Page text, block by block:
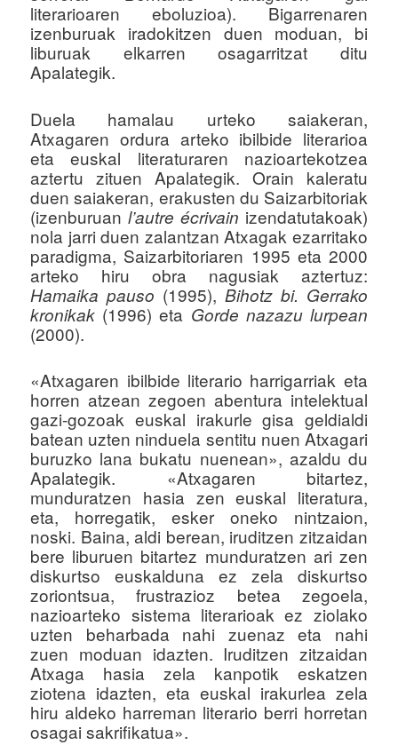
literarioaren eboluzioa). Bigarrenaren
izenburuak iradokitzen duen moduan, bi
liburuak elkarren osagarritzat ditu
Apalategik.
Duela hamalau urteko saiakeran,
Atxagaren ordura arteko ibilbide literarioa
eta euskal literaturaren nazioartekotzea
aztertu zituen Apalategik. Orain kaleratu
duen saiakeran, erakusten du Saizarbitoriak
(izenburuanl’autre écrivain izendatutakoak)
nola jarri duen zalantzan Atxagak ezarritako
paradigma, Saizarbitoriaren 1995 eta 2000
arteko hiru obra nagusiak aztertuz:
Hamaika pauso (1995), Bihotz bi. Gerrako
kronikak (1996) eta Gorde nazazu lurpean
(2000).
«Atxagaren ibilbide literario harrigarriak eta
horren atzean zegoen abentura intelektual
gazi-gozoak euskal irakurle gisa geldialdi
batean uzten ninduela sentitu nuen Atxagari
buruzko lana bukatu nuenean», azaldu du
Apalategik. «Atxagaren bitartez,
munduratzen hasia zen euskal literatura,
eta, horregatik, esker oneko nintzaion,
noski. Baina, aldi berean, iruditzen zitzaidan
bere liburuen bitartez munduratzen ari zen
diskurtso euskalduna ez zela diskurtso
zoriontsua, frustrazioz betea zegoela,
nazioarteko sistema literarioak ez ziolako
uzten beharbada nahi zuenaz eta nahi
zuen moduan idazten. Iruditzen zitzaidan
Atxaga hasia zela kanpotik eskatzen
ziotena idazten, eta euskal irakurlea zela
hiru aldeko harreman literario berri horretan
osagai sakrifikatua».